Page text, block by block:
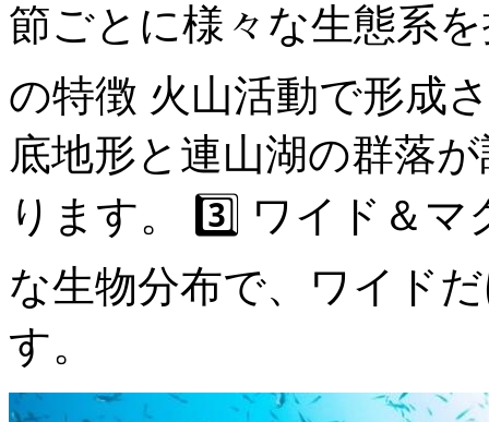
節ごとに様々な生態系
の特徴 火山活動で形成
底地形と連山湖の群落
ります。 3️⃣ ワイド＆
な生物分布で、ワイド
す。